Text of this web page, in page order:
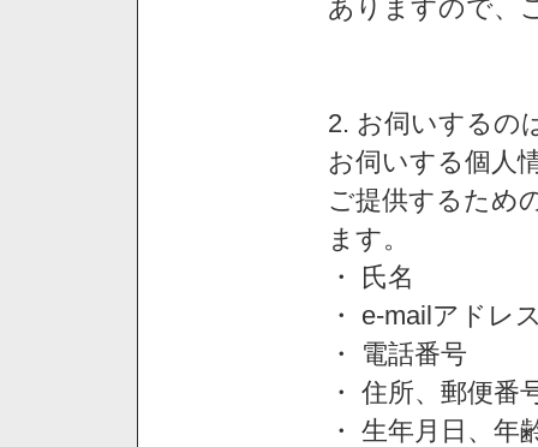
ありますので、
2. お伺いするの
お伺いする個人
ご提供するため
ます。
・ 氏名
・ e-mailアドレ
・ 電話番号
・ 住所、郵便番
・ 生年月日、年